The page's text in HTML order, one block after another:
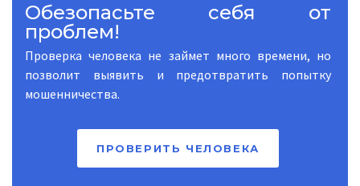
Обезопасьте себя от
проблем!
Проверка человека не займет много времени, но
позволит выявить и предотвратить попытку
мошенничества.
ПРОВЕРИТЬ ЧЕЛОВЕКА